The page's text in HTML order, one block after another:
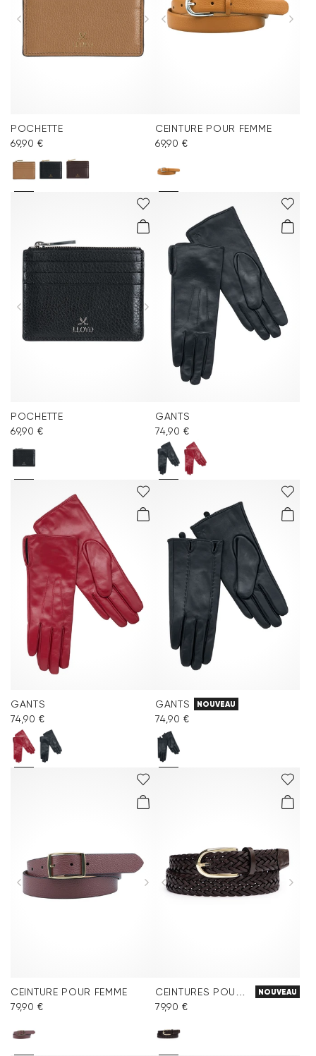
POCHETTE
69,90 €
CEINTURE POUR FEMME
69,90 €
POCHETTE
69,90 €
GANTS
74,90 €
GANTS
74,90 €
GANTS NOUVEAU
74,90 €
CEINTURE POUR FEMME
79,90 €
NOUVEAU
79,90 €